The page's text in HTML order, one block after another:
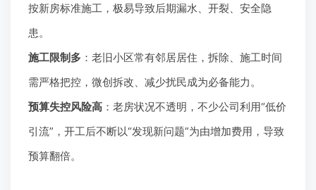
按新房标准施工，极易导致后期漏水、开裂、安全隐
患。
施工限制多 ：老旧小区常有邻居居住，拆除、施工时间
需严格把控，微创拆改、减少扰民成为必备能力。
预算失控风险高 ：老房状况不透明，不少公司利用“低价
引流”，开工后不断以“发现新问题”为由增加费用，导致
预算翻倍。